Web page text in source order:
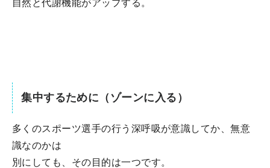
自然と代謝機能がアップする。
集中するために（ゾーンに入る）
多くのスポーツ選手の行う深呼吸が意識してか、無意
識なのかは
別にしても、その目的は一つです。